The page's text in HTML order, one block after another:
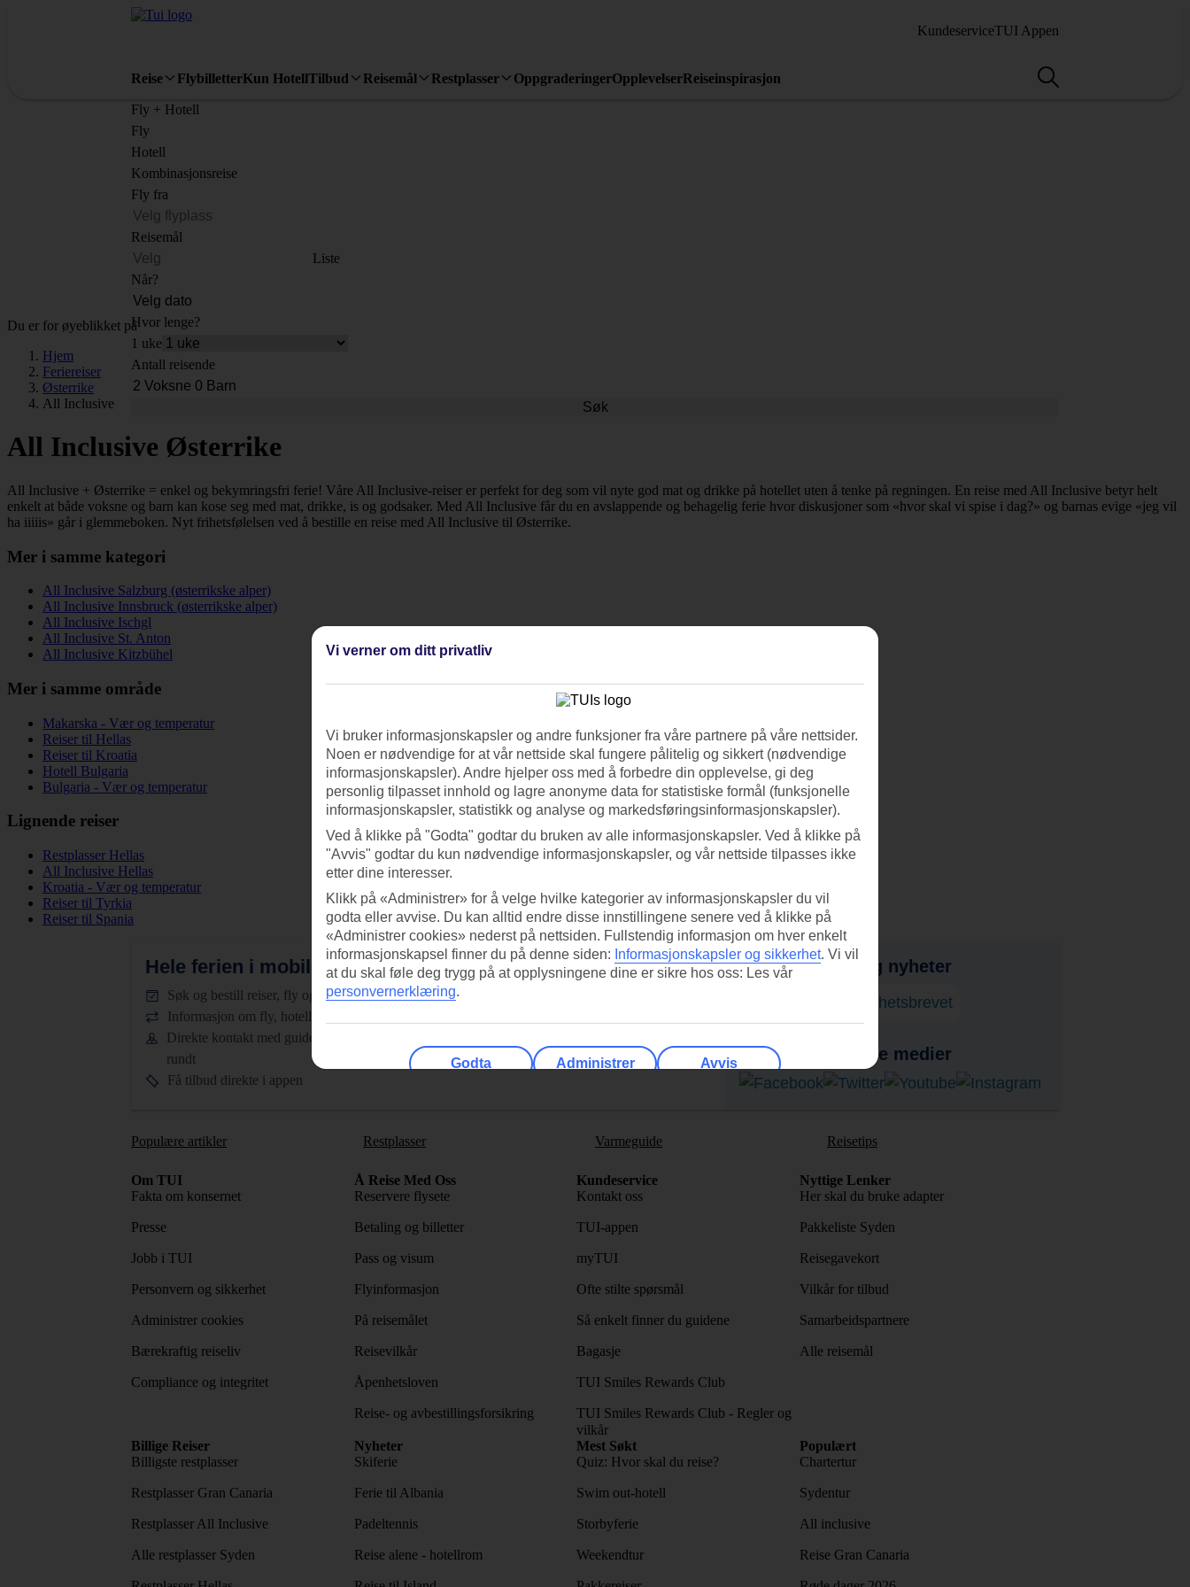
KundeserviceTUI Appen
Reise FlybilletterKun HotellTilbud Reisemål Restplasser OppgraderingerOpplevelserReiseinspirasjon
Fly + Hotell
Fly
Hotell
Kombinasjonsreise
Fly fra
Reisemål
Liste
Når?
Hvor lenge?
1 uke
Antall reisende
Søk
Du er for øyeblikket på
Hjem
Feriereiser
Østerrike
All Inclusive
All Inclusive Østerrike
All Inclusive + Østerrike = enkel og bekymringsfri ferie! Våre All Inclusive-reiser er perfekt for deg som vil nyte god mat og drikke på hotellet uten å tenke på regningen. En reise med All Inclusive betyr helt
enkelt at både voksne og barn kan kose seg med mat, drikke, is og godsaker. Med All Inclusive får du en avslappende og behagelig ferie hvor diskusjoner som «hvor skal vi spise i dag?» og barnas evige «jeg vil
ha iiiiis» går i glemmeboken. Nyt frihetsfølelsen ved å bestille en reise med All Inclusive til Østerrike.
Mer i samme kategori
All Inclusive Salzburg (østerrikske alper)
All Inclusive Innsbruck (østerrikske alper)
All Inclusive Ischgl
All Inclusive St. Anton
All Inclusive Kitzbühel
Mer i samme område
Makarska - Vær og temperatur
Reiser til Hellas
Reiser til Kroatia
Hotell Bulgaria
Bulgaria - Vær og temperatur
Lignende reiser
Restplasser Hellas
All Inclusive Hellas
Kroatia - Vær og temperatur
Reiser til Tyrkia
Reiser til Spania
Hele ferien i mobilen.Last ned TUI-appen i dag!
Søk og bestill reiser, fly og hotell
Informasjon om fly, hotell og transfer
Direkte kontakt med guidene døgnet
rundt
Få tilbud direkte i appen
Skann QR-koden med
Få tilbud, tips og nyheter
Abonner på nyhetsbrevet
Følg oss i sosiale medier
Populære artikler Restplasser Varmeguide Reisetips
Om TUI
Fakta om konsernet
Presse
Jobb i TUI
Personvern og sikkerhet
Administrer cookies
Bærekraftig reiseliv
Compliance og integritet
Å Reise Med Oss
Reservere flysete
Betaling og billetter
Pass og visum
Flyinformasjon
På reisemålet
Reisevilkår
Åpenhetsloven
Reise- og avbestillingsforsikring
Kundeservice
Kontakt oss
TUI-appen
myTUI
Ofte stilte spørsmål
Så enkelt finner du guidene
Bagasje
TUI Smiles Rewards Club
TUI Smiles Rewards Club - Regler og
vilkår
Nyttige Lenker
Her skal du bruke adapter
Pakkeliste Syden
Reisegavekort
Vilkår for tilbud
Samarbeidspartnere
Alle reisemål
Billige Reiser
Billigste restplasser
Restplasser Gran Canaria
Restplasser All Inclusive
Alle restplasser Syden
Nyheter
Skiferie
Ferie til Albania
Padeltennis
Reise alene - hotellrom
Mest Søkt
Quiz: Hvor skal du reise?
Swim out-hotell
Storbyferie
Weekendtur
Populært
Chartertur
Sydentur
All inclusive
Reise Gran Canaria
Vi verner om ditt privatliv
Vi bruker informasjonskapsler og andre funksjoner fra våre partnere på våre nettsider.
Noen er nødvendige for at vår nettside skal fungere pålitelig og sikkert (nødvendige
informasjonskapsler). Andre hjelper oss med å forbedre din opplevelse, gi deg
personlig tilpasset innhold og lagre anonyme data for statistiske formål (funksjonelle
informasjonskapsler, statistikk og analyse og markedsføringsinformasjonskapsler).
Ved å klikke på "Godta" godtar du bruken av alle informasjonskapsler. Ved å klikke på
"Avvis" godtar du kun nødvendige informasjonskapsler, og vår nettside tilpasses ikke
etter dine interesser.
Klikk på «Administrer» for å velge hvilke kategorier av informasjonskapsler du vil
godta eller avvise. Du kan alltid endre disse innstillingene senere ved å klikke på
«Administrer cookies» nederst på nettsiden. Fullstendig informasjon om hver enkelt
informasjonskapsel finner du på denne siden: Informasjonskapsler og sikkerhet. Vi vil
at du skal føle deg trygg på at opplysningene dine er sikre hos oss: Les vår
personvernerklæring.
Godta Administrer Avvis